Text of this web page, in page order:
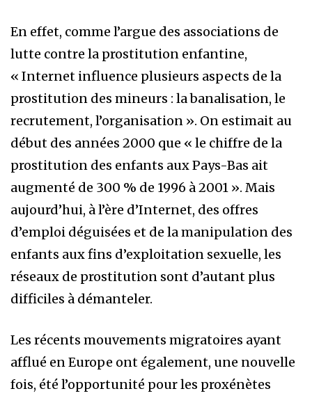
En effet, comme l’argue des associations de
lutte contre la prostitution enfantine,
« Internet influence plusieurs aspects de la
prostitution des mineurs : la banalisation, le
recrutement, l’organisation ». On estimait au
début des années 2000 que « le chiffre de la
prostitution des enfants aux Pays-Bas ait
augmenté de 300 % de 1996 à 2001 ». Mais
aujourd’hui, à l’ère d’Internet, des offres
d’emploi déguisées et de la manipulation des
enfants aux fins d’exploitation sexuelle, les
réseaux de prostitution sont d’autant plus
difficiles à démanteler.
Les récents mouvements migratoires ayant
afflué en Europe ont également, une nouvelle
fois, été l’opportunité pour les proxénètes